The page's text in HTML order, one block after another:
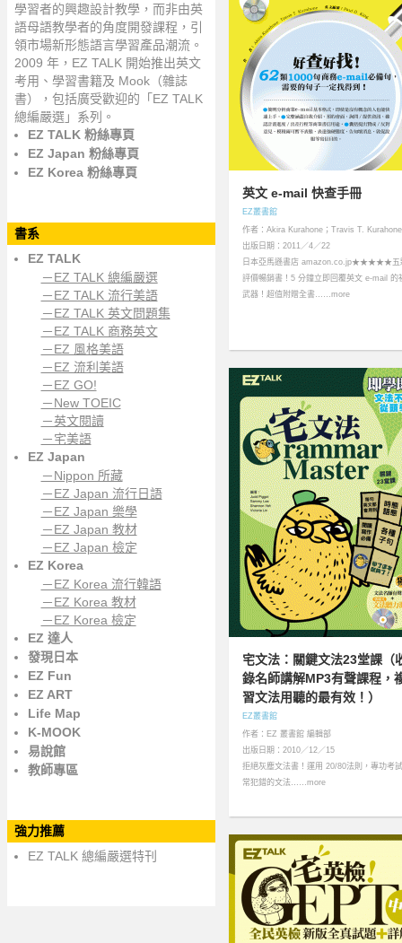
學習者的興趣設計教學，而非由英
語母語教學者的角度開發課程，引
領市場新形態語言學習產品潮流。
2009 年，EZ TALK 開始推出英文
考用、學習書籍及 Mook（雜誌
書），包括廣受歡迎的「EZ TALK
總編嚴選」系列。
EZ TALK 粉絲專頁
EZ Japan 粉絲專頁
EZ Korea 粉絲專頁
書系
EZ TALK
－EZ TALK 總編嚴選
－EZ TALK 流行美語
－EZ TALK 英文問題集
－EZ TALK 商務英文
－EZ 風格美語
－EZ 流利美語
－EZ GO!
－New TOEIC
－英文閱讀
－宅美語
EZ Japan
－Nippon 所藏
－EZ Japan 流行日語
－EZ Japan 樂學
－EZ Japan 教材
－EZ Japan 檢定
EZ Korea
－EZ Korea 流行韓語
－EZ Korea 教材
－EZ Korea 檢定
EZ 達人
發現日本
EZ Fun
EZ ART
Life Map
K-MOOK
易說館
教師專區
強力推薦
EZ TALK 總編嚴選特刊
英文 e-mail 快查手冊
EZ叢書館
作者：Akira Kurahone；Travis T. Kurahone
出版日期：2011／4／22
日本亞馬遜書店 amazon.co.jp★★★★★五
評價暢銷書！5 分鐘立即回覆英文 e-mail 的
武器！超值附贈全書……more
宅文法：關鍵文法23堂課（
錄名師講解MP3有聲課程，
習文法用聽的最有效！）
EZ叢書館
作者：EZ 叢書館 編輯部
出版日期：2010／12／15
拒絕灰塵文法書！運用 20/80法則，專功考
常犯錯的文法……more